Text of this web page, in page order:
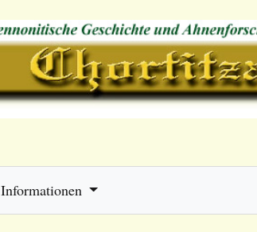
Informationen